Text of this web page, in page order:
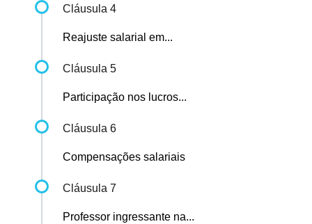
Cláusula 4
Reajuste salarial em...
Cláusula 5
Participação nos lucros...
Cláusula 6
Compensações salariais
Cláusula 7
Professor ingressante na...